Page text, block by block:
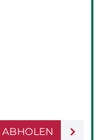
ABHOLEN